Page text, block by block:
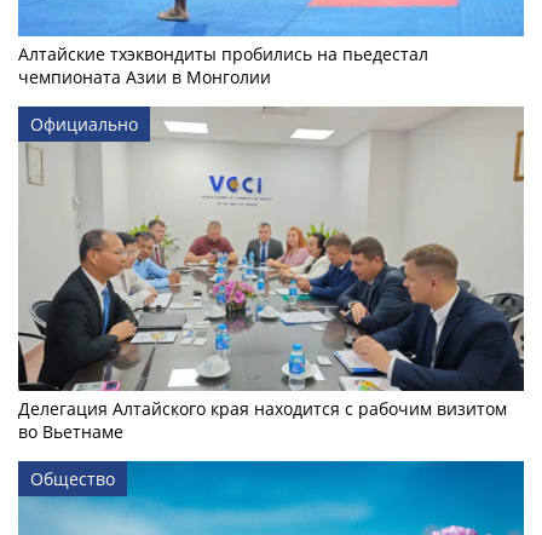
Алтайские тхэквондиты пробились на пьедестал
чемпионата Азии в Монголии
Официально
Делегация Алтайского края находится с рабочим визитом
во Вьетнаме
Общество